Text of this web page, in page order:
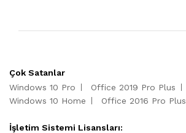
Çok Satanlar
Windows 10 Pro
Office 2019 Pro Plus
Windows 10 Home
Office 2016 Pro Plus
İşletim Sistemi Lisansları: